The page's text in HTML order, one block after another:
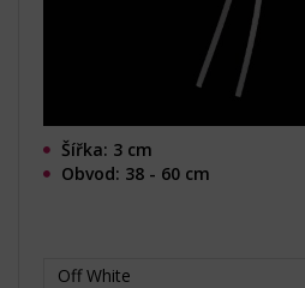
Šířka: 3 cm
Obvod: 38 - 60 cm
Off White